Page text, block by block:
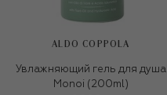
ALDO COPPOLA
Увлажняющий гель для душа
Monoi (200ml)